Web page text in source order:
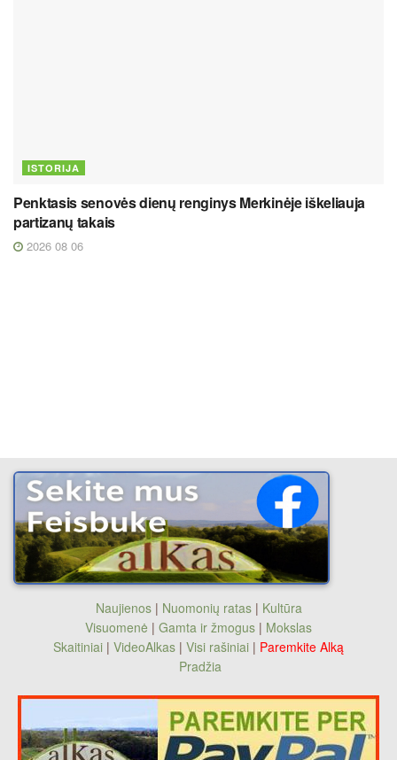
ISTORIJA
Penktasis senovės dienų renginys Merkinėje iškeliauja
partizanų takais
2026 08 06
Naujienos| Nuomonių ratas| Kultūra
Visuomenė | Gamta ir žmogus | Mokslas
Skaitiniai | VideoAlkas | Visi rašiniai | Paremkite Alką
Pradžia